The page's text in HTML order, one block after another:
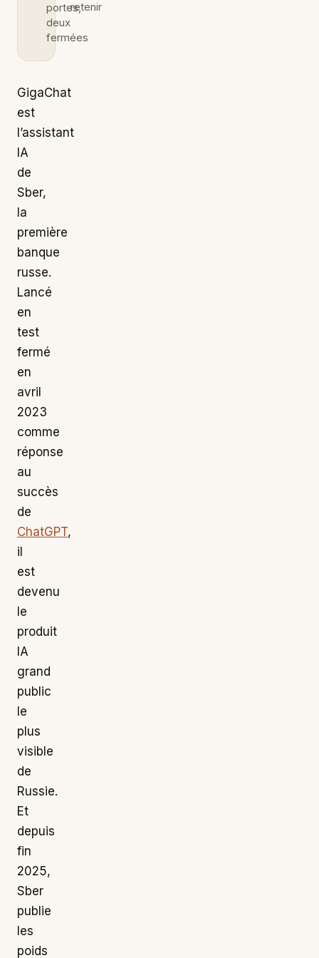
portes,
deux
fermées
retenir
GigaChat
est
l’assistant
IA
de
Sber,
la
première
banque
russe.
Lancé
en
test
fermé
en
avril
2023
comme
réponse
au
succès
de
ChatGPT,
il
est
devenu
le
produit
IA
grand
public
le
plus
visible
de
Russie.
Et
depuis
fin
2025,
Sber
publie
les
poids